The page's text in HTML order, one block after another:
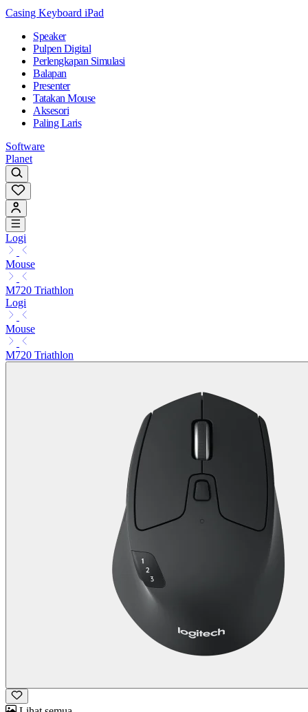
Casing Keyboard iPad
Speaker
Pulpen Digital
Perlengkapan Simulasi
Balapan
Presenter
Tatakan Mouse
Aksesori
Paling Laris
Software
Planet
Logi
Mouse
M720 Triathlon
Logi
Mouse
M720 Triathlon